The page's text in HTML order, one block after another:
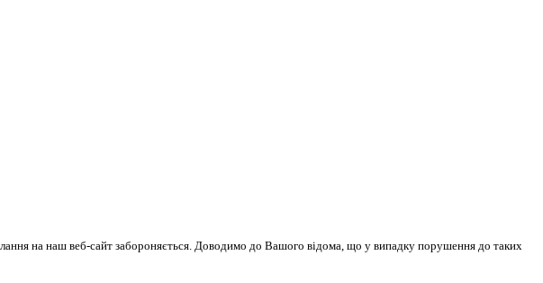
на наш веб-сайт забороняється. Доводимо до Вашого відома, що у випадку порушення до таких